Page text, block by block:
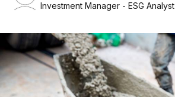
Investment Manager - ESG Analyst